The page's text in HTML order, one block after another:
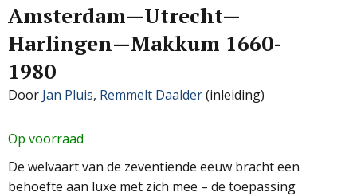
Amsterdam—Utrecht—
Harlingen—Makkum 1660-
1980
Door Jan Pluis, Remmelt Daalder(inleiding)
Op voorraad
De welvaart van de zeventiende eeuw bracht een
behoefte aan luxe met zich mee – de toepassing